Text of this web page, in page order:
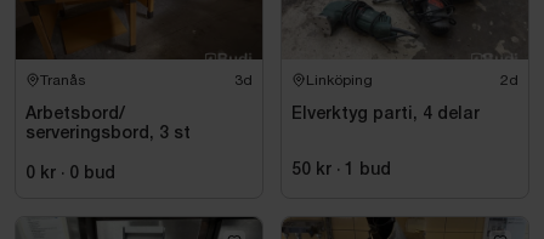
Tranås 3d
Arbetsbord/
serveringsbord, 3 st
0 kr · 0 bud
Linköping 2d
Elverktyg parti, 4 delar
50 kr · 1 bud